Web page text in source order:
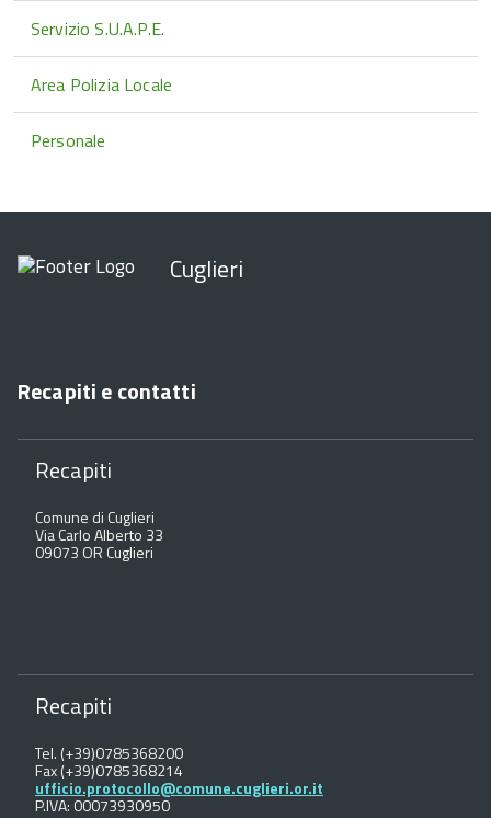
Servizio S.U.A.P.E.
Area Polizia Locale
Personale
Cuglieri
Recapiti e contatti
Recapiti
Comune di Cuglieri
Via Carlo Alberto 33
09073 OR Cuglieri
Recapiti
Tel. (+39)0785368200
Fax (+39)0785368214
ufficio.protocollo@comune.cuglieri.or.it
P.IVA: 00073930950